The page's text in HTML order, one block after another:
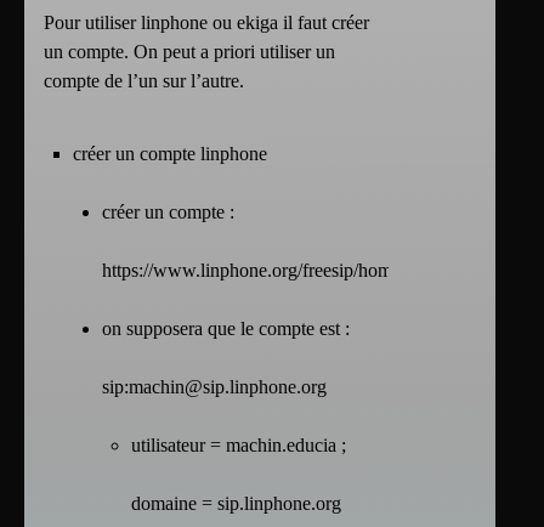
Pour utiliser linphone ou ekiga il faut créer
un compte. On peut a priori utiliser un
compte de l’un sur l’autre.
créer un compte linphone
créer un compte :
https://www.linphone.org/freesip/home
on supposera que le compte est :
sip:machin@sip.linphone.org
utilisateur = machin.educia ;
domaine = sip.linphone.org